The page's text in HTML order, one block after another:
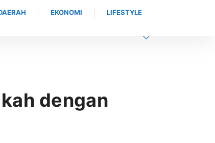
EKONOMI LIFESTYLE
dengan